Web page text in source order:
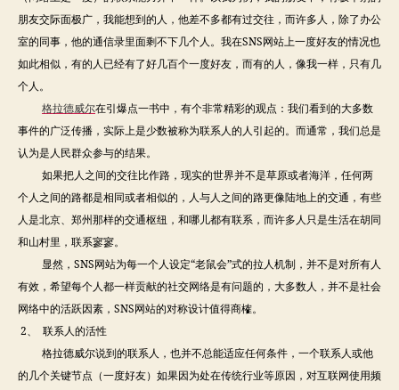
朋友交际面极广，我能想到的人，他差不多都有过交往，而许多人，除了办公
室的同事，他的通信录里面剩不下几个人。我在SNS网站上一度好友的情况也
如此相似，有的人已经有了好几百个一度好友，而有的人，像我一样，只有几
个人。
格拉德威尔在引爆点一书中，有个非常精彩的观点：我们看到的大多数
事件的广泛传播，实际上是少数被称为联系人的人引起的。而通常，我们总是
认为是人民群众参与的结果。
如果把人之间的交往比作路，现实的世界并不是草原或者海洋，任何两
个人之间的路都是相同或者相似的，人与人之间的路更像陆地上的交通，有些
人是北京、郑州那样的交通枢纽，和哪儿都有联系，而许多人只是生活在胡同
和山村里，联系寥寥。
显然，SNS网站为每一个人设定“老鼠会”式的拉人机制，并不是对所有人
有效，希望每个人都一样贡献的社交网络是有问题的，大多数人，并不是社会
网络中的活跃因素，SNS网站的对称设计值得商榷。
2、 联系人的活性
格拉德威尔说到的联系人，也并不总能适应任何条件，一个联系人或他
的几个关键节点（一度好友）如果因为处在传统行业等原因，对互联网使用频